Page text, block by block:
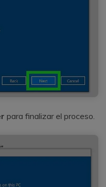
para finalizar el proceso.